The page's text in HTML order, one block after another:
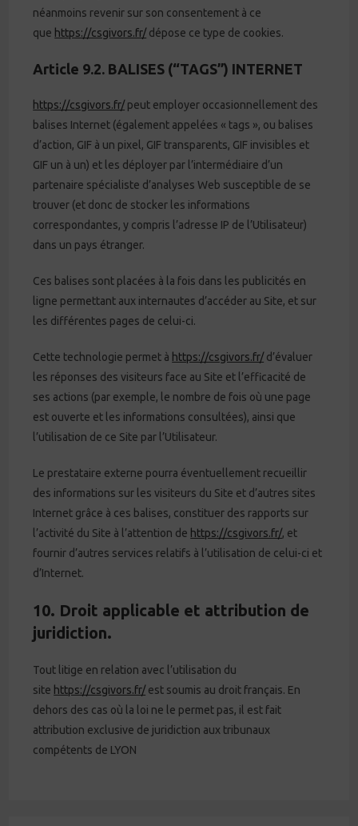
néanmoins revenir sur son consentement à ce
que https://csgivors.fr/dépose ce type de cookies.
Article 9.2. BALISES (“TAGS”) INTERNET
https://csgivors.fr/peut employer occasionnellement des
balises Internet (également appelées « tags », ou balises
d’action, GIF à un pixel, GIF transparents, GIF invisibles et
GIF un à un) et les déployer par l’intermédiaire d’un
partenaire spécialiste d’analyses Web susceptible de se
trouver (et donc de stocker les informations
correspondantes, y compris l’adresse IP de l’Utilisateur)
dans un pays étranger.
Ces balises sont placées à la fois dans les publicités en
ligne permettant aux internautes d’accéder au Site, et sur
les différentes pages de celui-ci.
Cette technologie permet à https://csgivors.fr/d’évaluer
les réponses des visiteurs face au Site et l’efficacité de
ses actions (par exemple, le nombre de fois où une page
est ouverte et les informations consultées), ainsi que
l’utilisation de ce Site par l’Utilisateur.
Le prestataire externe pourra éventuellement recueillir
des informations sur les visiteurs du Site et d’autres sites
Internet grâce à ces balises, constituer des rapports sur
l’activité du Site à l’attention de https://csgivors.fr/, et
fournir d’autres services relatifs à l’utilisation de celui-ci et
d’Internet.
10. Droit applicable et attribution de
juridiction.
Tout litige en relation avec l’utilisation du
site https://csgivors.fr/est soumis au droit français. En
dehors des cas où la loi ne le permet pas, il est fait
attribution exclusive de juridiction aux tribunaux
compétents de LYON